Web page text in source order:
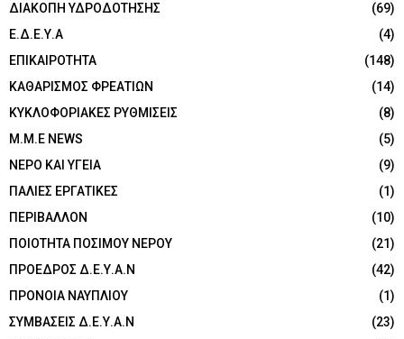
ΔΙΑΚΟΠΗ ΥΔΡΟΔΟΤΗΣΗΣ
(69)
Ε.Δ.Ε.Υ.Α
(4)
ΕΠΙΚΑΙΡΟΤΗΤΑ
(148)
ΚΑΘΑΡΙΣΜΟΣ ΦΡΕΑΤΙΩΝ
(14)
ΚΥΚΛΟΦΟΡΙΑΚΕΣ ΡΥΘΜΙΣΕΙΣ
(8)
Μ.Μ.Ε NEWS
(5)
ΝΕΡΟ ΚΑΙ ΥΓΕΙΑ
(9)
ΠΑΛΙΕΣ ΕΡΓΑΤΙΚΕΣ
(1)
ΠΕΡΙΒΑΛΛΟΝ
(10)
ΠΟΙΟΤΗΤΑ ΠΟΣΙΜΟΥ ΝΕΡΟΥ
(21)
ΠΡΟΕΔΡΟΣ Δ.Ε.Υ.Α.Ν
(42)
ΠΡΟΝΟΙΑ ΝΑΥΠΛΙΟΥ
(1)
ΣΥΜΒΑΣΕΙΣ Δ.Ε.Υ.Α.Ν
(23)